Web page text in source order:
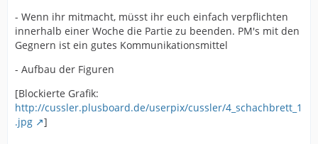
- Wenn ihr mitmacht, müsst ihr euch einfach verpflichten
innerhalb einer Woche die Partie zu beenden. PM's mit den
Gegnern ist ein gutes Kommunikationsmittel
- Aufbau der Figuren
[Blockierte Grafik:
http://cussler.plusboard.de/userpix/cussler/4_schachbrett_1
.jpg
]